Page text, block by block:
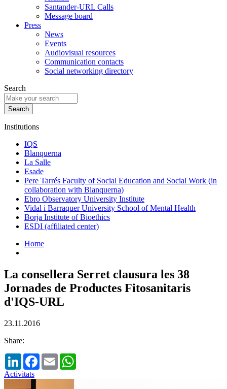
Santander-URL Calls
Message board
Press
News
Events
Audiovisual resources
Communication contacts
Social networking directory
Search
Institutions
IQS
Blanquerna
La Salle
Esade
Pere Tarrés Faculty of Social Education and Social Work (in
collaboration with Blanquerna)
Ebro Observatory University Institute
Vidal i Barraquer University School of Mental Health
Borja Institute of Bioethics
ESDI (affiliated center)
Home
La consellera Serret clausura les 38
Jornades de Productes Fitosanitaris
d'IQS-URL
23.11.2016
Share:
LinkedInFacebook
Email
Activitats